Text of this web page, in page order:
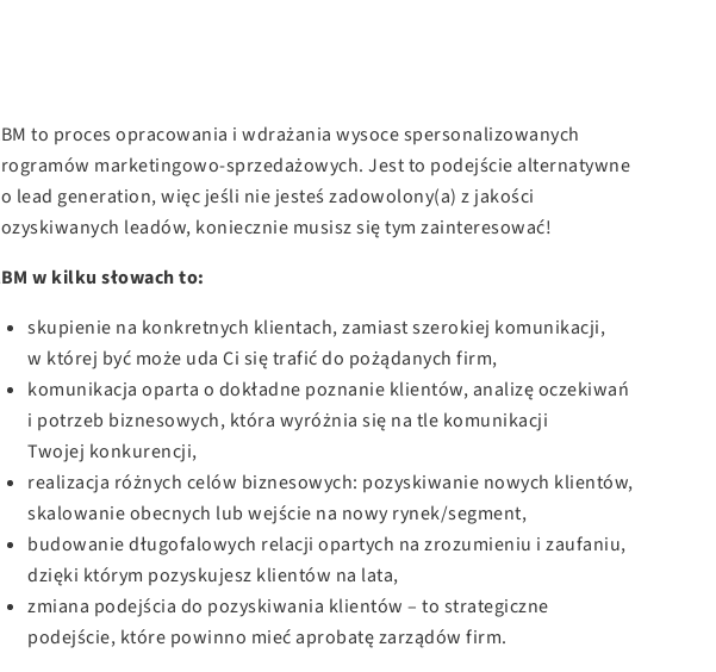
to proces opracowania i wdrażania wysoce spersonalizowanych
marketingowo-sprzedażowych. Jest to podejście alternatywne
lead generation, więc jeśli nie jesteś zadowolony(a) z jakości
leadów, koniecznie musisz się tym zainteresować!
w kilku słowach to:
skupienie na konkretnych klientach, zamiast szerokiej komunikacji,
w której być może uda Ci się trafić do pożądanych firm,
komunikacja oparta o dokładne poznanie klientów, analizę oczekiwań
i potrzeb biznesowych, która wyróżnia się na tle komunikacji
Twojej konkurencji,
realizacja różnych celów biznesowych: pozyskiwanie nowych klientów,
skalowanie obecnych lub wejście na nowy rynek/segment,
budowanie długofalowych relacji opartych na zrozumieniu i zaufaniu,
dzięki którym pozyskujesz klientów na lata,
zmiana podejścia do pozyskiwania klientów – to strategiczne
podejście, które powinno mieć aprobatę zarządów firm.